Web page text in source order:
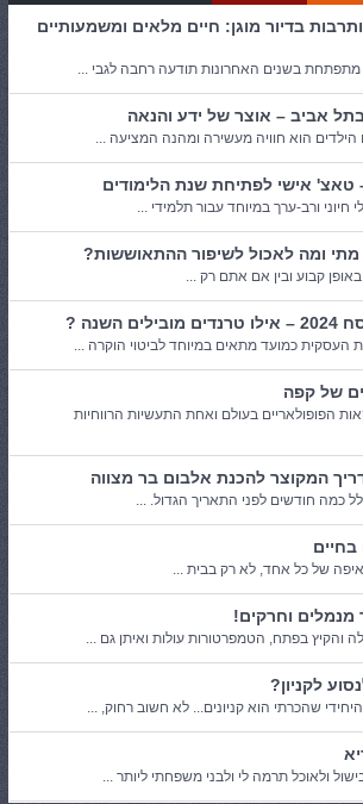
בדיור מוגן: חיים מלאים ומשמעותיים
מתפתחת בשנים האחרונות תודעה רחבה לגבי ...
בתל אביב – אוצר של ידע והנאה
הילדים הוא חוויה מעשירה ומהנה המציעה ...
– טאצ' אישי לפתיחת שנת הלימודים
חיוני ורב-ערך במיוחד עבור תלמידי ...
מתי ומה לאכול לשיפור ההתאוששות?
קבוע ובין אם אתם רק ...
?
כמועד מתאים במיוחד לביטוי הוקרה ...
הפופולאריים בעולם ואחת התעשיות הרווחיות
המקוצר להכנת אלבום בר מצווה
כמה חודשים לפני התאריך הגדול. ...
בחיים
של כל אחד, לא רק בבית ...
מנמלים וחרקים!
והקיץ בפתח, הטמפרטורות עולות ואיתן גם ...
לקניון?
שהכרתי הוא קניונים... לא חשוב רחוק, ...
ולאוכל תרמה לי ולבני משפחתי ליותר ...